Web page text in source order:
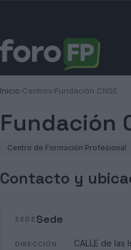
Inicio›Centros›Fundación CNSE
Fundación
Centro de Formación Profesional
Contacto y
SEDE Sede
DIRECCIÓN
CALLE de las